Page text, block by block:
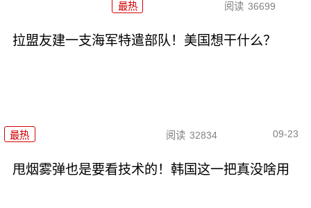
最热 阅读 36699
拉盟友建一支海军特遣部队！美国想干什么？
最热 阅读 32834 09-23
甩烟雾弹也是要看技术的！韩国这一把真没啥用